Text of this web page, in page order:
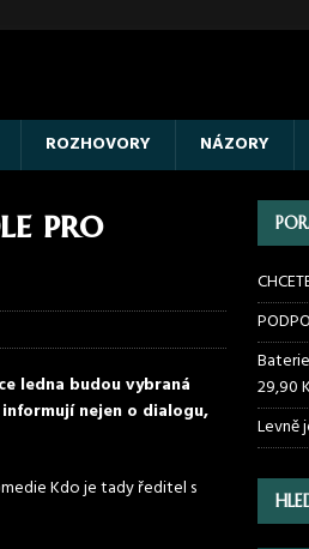
ROZHOVORY NÁZORY
pro
ledna budou vybraná
nejen o dialogu,
Kdo je tady ředitel s
29,90
Levně